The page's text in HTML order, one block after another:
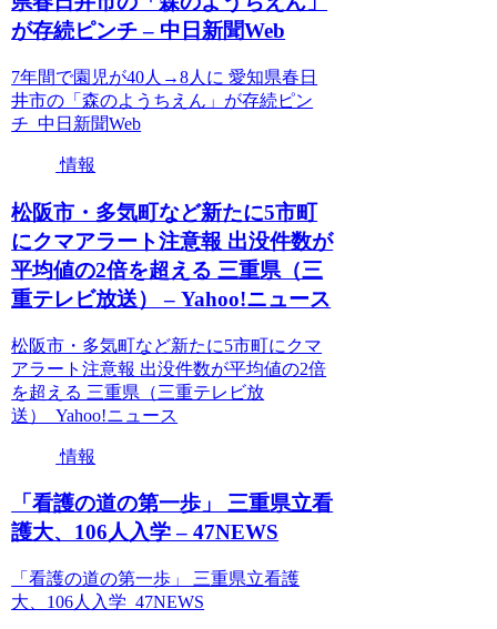
が存続ピンチ – 中日新聞Web
7年間で園児が40人→8人に 愛知県春日
井市の「森のようちえん」が存続ピン
チ 中日新聞Web
情報
松阪市・多気町など新たに5市町
にクマアラート注意報 出没件数が
平均値の2倍を超える 三重県（三
重テレビ放送） – Yahoo!ニュース
松阪市・多気町など新たに5市町にクマ
アラート注意報 出没件数が平均値の2倍
を超える 三重県（三重テレビ放
送） Yahoo!ニュース
情報
「看護の道の第一歩」 三重県立看
護大、106人入学 – 47NEWS
「看護の道の第一歩」 三重県立看護
大、106人入学 47NEWS